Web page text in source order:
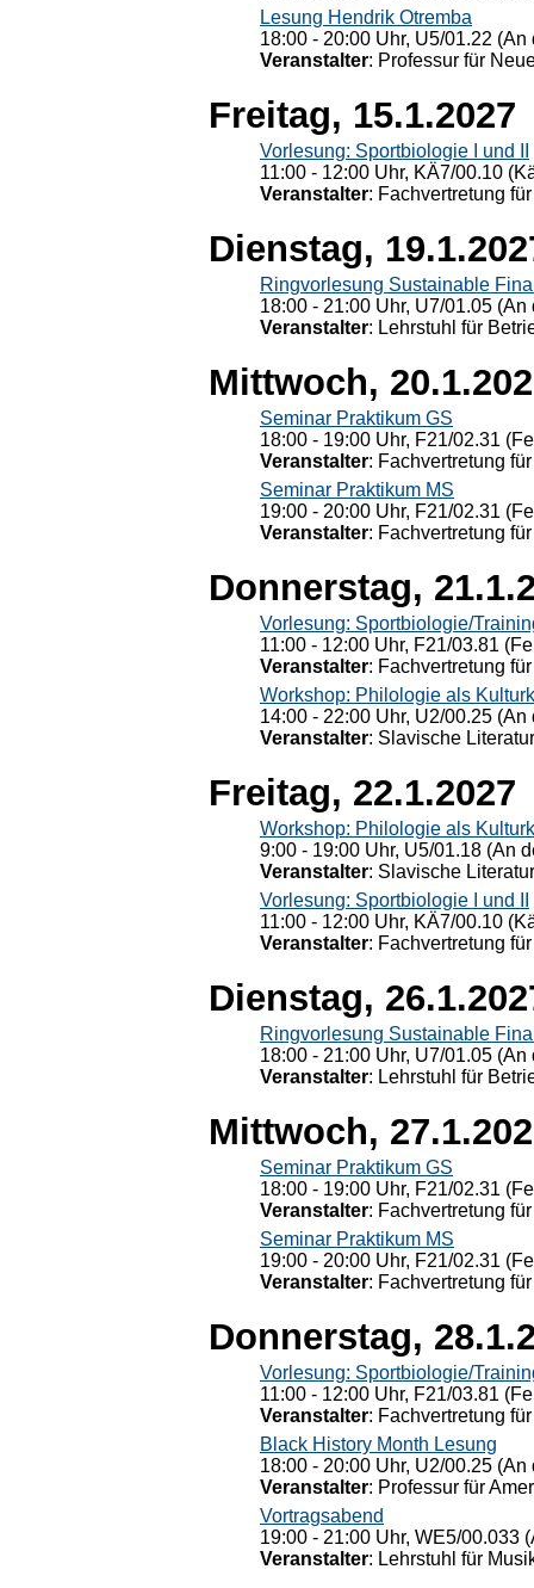
Lesung Hendrik Otremba
18:00 - 20:00 Uhr, U5/01.22
Veranstalter: Professur für
Freitag, 15.1.2027
Vorlesung: Sportbiologie I und II
11:00 - 12:00 Uhr, KÄ7/00.10
Veranstalter: Fachvertretung
Dienstag,
Ringvorlesung Sustainable
18:00 - 21:00 Uhr, U7/01.05
Veranstalter: Lehrstuhl für
Mittwoch,
Seminar Praktikum GS
18:00 - 19:00 Uhr, F21/02.31
Veranstalter: Fachvertretung
Seminar Praktikum MS
19:00 - 20:00 Uhr, F21/02.31
Veranstalter: Fachvertretung
Donnerstag,
Vorlesung: Sportbiologie/
11:00 - 12:00 Uhr, F21/03.81
Veranstalter: Fachvertretung
Workshop: Philologie als
14:00 - 22:00 Uhr, U2/00.25
Veranstalter: Slavische
Freitag, 22.1.2027
Workshop: Philologie als
9:00 - 19:00 Uhr, U5/01.18 (An
Veranstalter: Slavische
Vorlesung: Sportbiologie I und II
11:00 - 12:00 Uhr, KÄ7/00.10
Veranstalter: Fachvertretung
Dienstag,
Ringvorlesung Sustainable
18:00 - 21:00 Uhr, U7/01.05
Veranstalter: Lehrstuhl für
Mittwoch,
Seminar Praktikum GS
18:00 - 19:00 Uhr, F21/02.31
Veranstalter: Fachvertretung
Seminar Praktikum MS
19:00 - 20:00 Uhr, F21/02.31
Veranstalter: Fachvertretung
Donnerstag,
Vorlesung: Sportbiologie/
11:00 - 12:00 Uhr, F21/03.81
Veranstalter: Fachvertretung
Black History Month Lesung
18:00 - 20:00 Uhr, U2/00.25
Veranstalter: Professur für
Vortragsabend
19:00 - 21:00 Uhr, WE5/00.033
Veranstalter: Lehrstuhl für